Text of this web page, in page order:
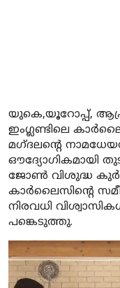
യുകെ,യൂറോപ്പ്,
ഇംഗ്ലണ്ടിലെ
മഗ്ദലന്റെ
ഔദ്യോഗികമായി
ജോൺ വിശുദ്ധ
കാർലൈസിന്റെ
നിരവധി
പങ്കെടുത്തു.